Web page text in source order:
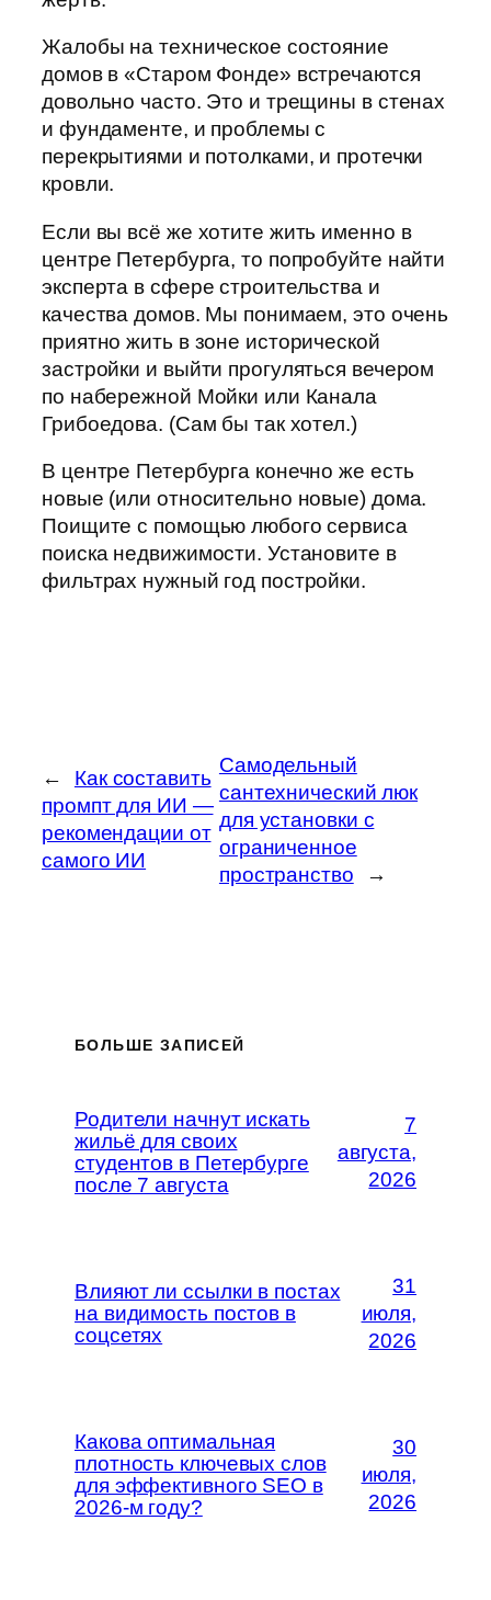
Жалобы на техническое состояние
домов в «Старом Фонде» встречаются
довольно часто. Это и трещины в стенах
и фундаменте, и проблемы с
перекрытиями и потолками, и протечки
кровли.
Если вы всё же хотите жить именно в
центре Петербурга, то попробуйте найти
эксперта в сфере строительства и
качества домов. Мы понимаем, это очень
приятно жить в зоне исторической
застройки и выйти прогуляться вечером
по набережной Мойки или Канала
Грибоедова. (Сам бы так хотел.)
В центре Петербурга конечно же есть
новые (или относительно новые) дома.
Поищите с помощью любого сервиса
поиска недвижимости. Установите в
фильтрах нужный год постройки.
←
Как составить
промпт для ИИ —
рекомендации от
самого ИИ
Самодельный
сантехнический люк
для установки с
ограниченное
пространство
→
БОЛЬШЕ ЗАПИСЕЙ
Родители начнут искать
жильё для своих
студентов в Петербурге
после 7 августа
7
августа,
2026
Влияют ли ссылки в постах
на видимость постов в
соцсетях
31
июля,
2026
Какова оптимальная
плотность ключевых слов
для эффективного SEO в
2026-м году?
30
июля,
2026